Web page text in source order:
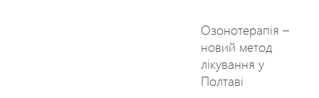
Озонотерапія –
новий метод
лікування у
Полтаві